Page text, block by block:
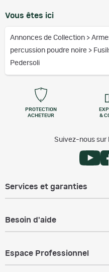
Vous êtes ici
Annonces de Collection >
percussion poudre noire >
Pedersoli
PROTECTION
ACHETEUR
&
Suivez-nous sur
Services et garanties
Besoin d'aide
Espace Professionnel